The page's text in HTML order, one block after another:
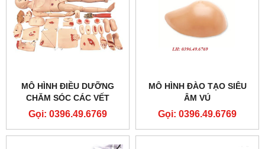
MÔ HÌNH ĐIỀU DƯỠNG
CHĂM SÓC CÁC VẾT
THƯƠNG NGOẠI KHOA
Gọi: 0396.49.6769
MÔ HÌNH ĐÀO TẠO SIÊU
ÂM VÚ
Gọi: 0396.49.6769